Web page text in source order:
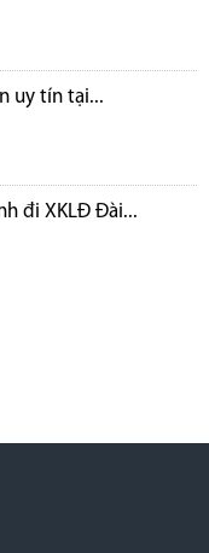
uy tín tại...
đi XKLĐ Đài...